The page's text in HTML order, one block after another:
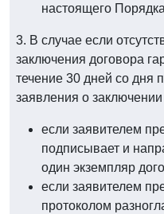
настоящего
3. В случае если
заключения договора
течение 30 дней со дня
заявления о
если заявителем
подписывает и
один экземпляр
если заявителем
протоколом